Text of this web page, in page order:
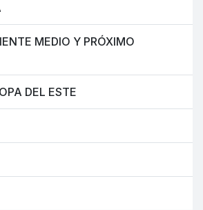
MEDIO Y PRÓXIMO
DEL ESTE